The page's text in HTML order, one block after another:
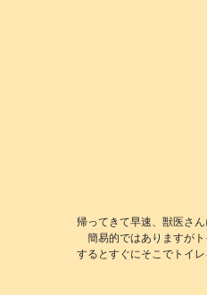
帰ってきて早速、獣医さん
簡易的ではありますがト
するとすぐにそこでトイ